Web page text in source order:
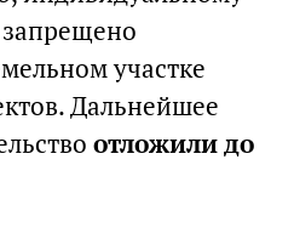
участке
Дальнейшее
отложили до